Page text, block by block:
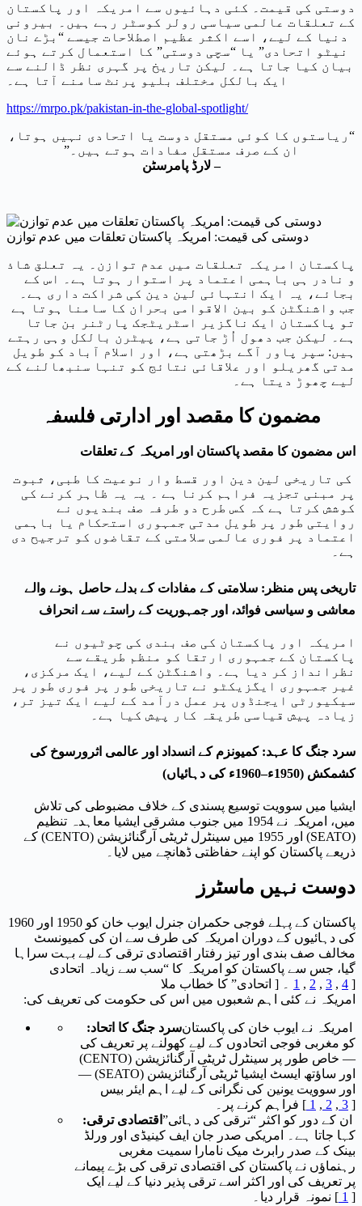
دوستی کی قیمت۔ کئی دہائیوں سے امریکہ اور پاکستان
کے تعلقات عالمی سیاسی رولر کوسٹر رہے ہیں۔ بیرونی
دنیا کے لیے، اسے اکثر عظیم اصطلاحات جیسے “بڑے نان
نیٹو اتحادی” یا “سچی دوستی” کا استعمال کرتے ہوئے
بیان کیا جاتا ہے۔ لیکن تاریخ پر گہری نظر ڈالنے سے
ایک بالکل مختلف بلیو پرنٹ سامنے آتا ہے۔
https://mrpo.pk/pakistan-in-the-global-spotlight/
“ریاستوں کا کوئی مستقل دوست یا اتحادی نہیں ہوتا،
ان کے صرف مستقل مفادات ہوتے ہیں۔”
– لارڈ پامرسٹن
دوستی کی قیمت: امریکہ پاکستان تعلقات میں عدم توازن
پاکستان امریکہ تعلقات میں عدم توازن۔ یہ تعلق شاذ
و نادر ہی باہمی اعتماد پر استوار ہوتا ہے۔ اس کے
بجائے، یہ ایک انتہائی لین دین کی شراکت داری ہے۔
جب واشنگٹن کو بین الاقوامی بحران کا سامنا ہوتا ہے
تو پاکستان ایک ناگزیر اسٹریٹجک پارٹنر بن جاتا
ہے۔ لیکن جب دھول اُڑ جاتی ہے، پیٹرن بالکل وہی رہتے
ہیں: سپر پاور آگے بڑھتی ہے، اور اسلام آباد کو طویل
مدتی گھریلو اور علاقائی نتائج کو تنہا سنبھالنے کے
لیے چھوڑ دیتا ہے۔
مضمون کا مقصد اور ادارتی فلسفہ
اس مضمون کا مقصد پاکستان اور امریکہ کے تعلقات
کی تاریخی لین دین اور قسط وار نوعیت کا طبی، ثبوت
پر مبنی تجزیہ فراہم کرنا ہے ۔ یہ یہ ظاہر کرنے کی
کوشش کرتا ہے کہ کس طرح دو طرفہ صف بندیوں نے
روایتی طور پر طویل مدتی جمہوری استحکام یا باہمی
اعتماد پر فوری عالمی سلامتی کے تقاضوں کو ترجیح دی
ہے۔
تاریخی پس منظر: سلامتی کے مفادات کے بدلے حاصل ہونے والے
معاشی و سیاسی فوائد، اور جمہوریت کے راستے سے انحراف
امریکہ اور پاکستان کی صف بندی کی چوٹیوں نے
پاکستان کے جمہوری ارتقا کو منظم طریقے سے
نظرانداز کر دیا ہے۔ واشنگٹن کے لیے، ایک مرکزی،
غیر جمہوری ایگزیکٹو نے تاریخی طور پر فوری طور پر
سیکیورٹی ایجنڈوں پر عمل درآمد کے لیے ایک تیز تر،
زیادہ پیش قیاسی طریقہ کار پیش کیا ہے۔
سرد جنگ کا عہد: کمیونزم کے انسداد اور عالمی اثرورسوخ کی
کشمکش (1950ء–1960ء کی دہائیاں)
ایشیا میں سوویت توسیع پسندی کے خلاف مضبوطی کی تلاش
میں، امریکہ نے 1954 میں جنوب مشرقی ایشیا معاہدہ تنظیم
(SEATO) اور 1955 میں سینٹرل ٹریٹی آرگنائزیشن (CENTO) کے
ذریعے پاکستان کو اپنے حفاظتی ڈھانچے میں لایا۔
دوست نہیں ماسٹرز
پاکستان کے پہلے فوجی حکمران جنرل ایوب خان کو 1950 اور 1960
کی دہائیوں کے دوران امریکہ کی طرف سے ان کی کمیونسٹ
مخالف صف بندی اور تیز رفتار اقتصادی ترقی کے لیے بہت سراہا
گیا، جس سے پاکستان کو امریکہ کا “سب سے زیادہ اتحادی
اتحادی” کا خطاب ملا ۔ [ 1 , 2 , 3 , 4 ]
امریکہ نے کئی اہم شعبوں میں اس کی حکومت کی تعریف کی:
سرد جنگ کا اتحاد:امریکہ نے ایوب خان کی پاکستان
کو مغربی فوجی اتحادوں کے لیے کھولنے پر تعریف کی
— خاص طور پر سینٹرل ٹریٹی آرگنائزیشن (CENTO)
اور ساؤتھ ایسٹ ایشیا ٹریٹی آرگنائزیشن (SEATO) —
اور سوویت یونین کی نگرانی کے لیے اہم ایئر بیس
فراہم کرنے پر۔ [ 1 , 2 , 3 ]
اقتصادی ترقی: ان کے دور کو اکثر “ترقی کی دہائی”
کہا جاتا ہے۔ امریکی صدر جان ایف کینیڈی اور ورلڈ
بینک کے صدر رابرٹ میک نامارا سمیت مغربی
رہنماؤں نے پاکستان کی اقتصادی ترقی کی بڑے پیمانے
پر تعریف کی اور اکثر اسے ترقی پذیر دنیا کے لیے ایک
نمونہ قرار دیا۔ [ 1 ]